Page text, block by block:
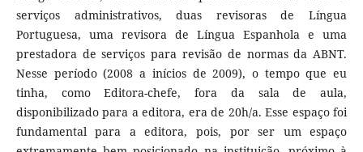
serviços administrativos, duas revisoras de Língua
Portuguesa, uma revisora de Língua Espanhola e uma
prestadora de serviços para revisão de normas da ABNT.
Nesse período (2008 a inícios de 2009), o tempo que eu
tinha, como Editora-chefe, fora da sala de aula,
disponibilizado para a editora, era de 20h/a. Esse espaço foi
fundamental para a editora, pois, por ser um espaço